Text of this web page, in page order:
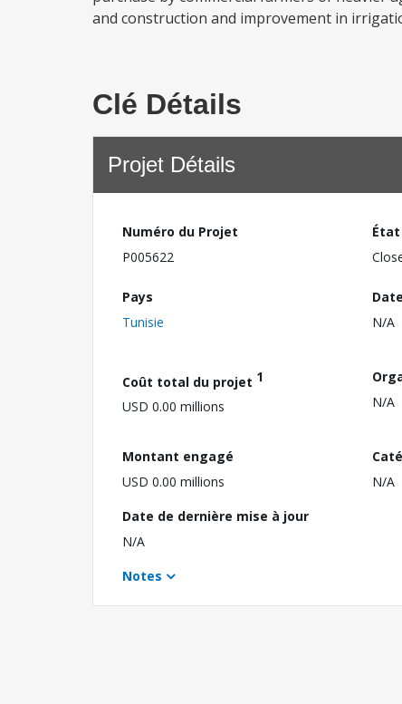
and construction and improvement in
Clé Détails
Projet Détails
Numéro du Projet
P005622
État
Pays
Tunisie
N/A
Coût total du projet 1
USD 0.00 millions
N/A
Montant engagé
USD 0.00 millions
N/A
Date de dernière mise à jour
N/A
Notes